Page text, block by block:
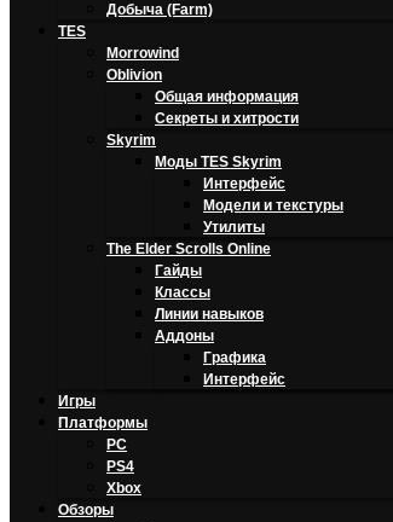
Добыча (Farm)
TES
Morrowind
Oblivion
Общая информация
Секреты и хитрости
Skyrim
Моды TES Skyrim
Интерфейс
Модели и текстуры
Утилиты
The Elder Scrolls Online
Гайды
Классы
Линии навыков
Аддоны
Графика
Интерфейс
Игры
Платформы
PC
PS4
Xbox
Обзоры